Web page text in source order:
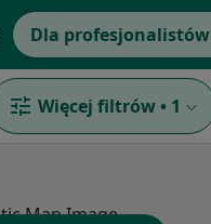
Dla profesjonalistów
Więcej filtrów • 1